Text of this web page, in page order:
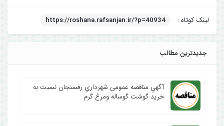
لینک کوتاه : https://roshana.rafsanjan.ir/?p=40934
جدیدترین مطالب
آگهي مناقصه عمومی شهرداري رفسنجان نسبت به
خرید گوشت گوساله ومرغ گرم